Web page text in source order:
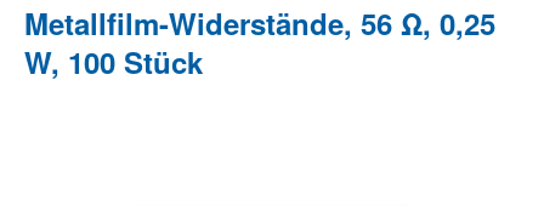
Metallfilm-Widerstände, 56 Ω, 0,25
W, 100 Stück